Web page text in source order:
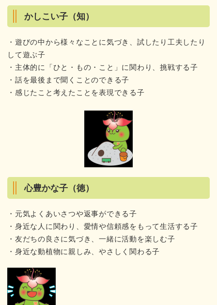
かしこい子（知）
・遊びの中から様々なことに気づき、試したり工夫したり
して遊ぶ子
・主体的に「ひと・もの・こと」に関わり、挑戦する子
・話を最後まで聞くことのできる子
・感じたこと考えたことを表現できる子
心豊かな子（徳）
・元気よくあいさつや返事ができる子
・身近な人に関わり、愛情や信頼感をもって生活する子
・友だちの良さに気づき、一緒に活動を楽しむ子
・身近な動植物に親しみ、やさしく関わる子